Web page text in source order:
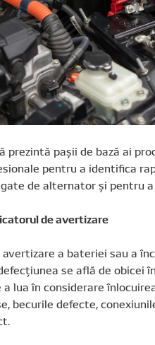
prezintă pașii de bază ai
pentru a identifica
de alternator și pentru
de avertizare
avertizare a bateriei sau a
se află de obicei
a lua în considerare
becurile defecte,